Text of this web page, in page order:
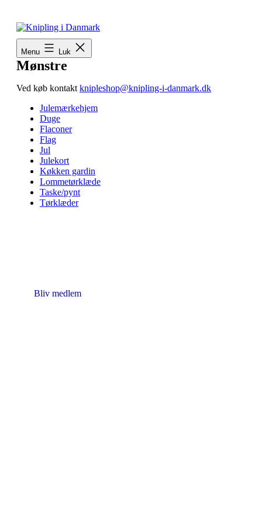
Fortsæt
til
indhold
Menu Luk
Mønstre
Ved køb kontakt knipleshop@knipling-i-danmark.dk
Julemærkehjem
Duge
Flaconer
Flag
Jul
Julekort
Køkken gardin
Lommetørklæde
Taske/pynt
Tørklæder
Bliv medlem